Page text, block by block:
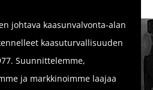
johtava kaasunvalvonta-alan
kaasuturvallisuuden
Suunnittelemme,
ja markkinoimme laajaa